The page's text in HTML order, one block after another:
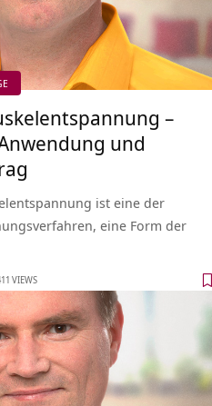
–
und
ist eine der
eine Form der
VIEWS